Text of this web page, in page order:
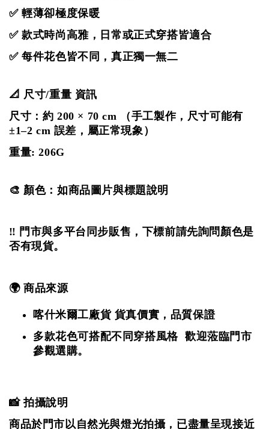
✅ 輕薄卻極度保暖
✅ 款式時尚高雅，日常或正式穿搭皆適合
✅ 每件花色皆不同，真正獨一無二
📐 尺寸/重量 資訊
尺寸：約 200 × 70 cm
（手工製作，尺寸可能有
±1–2 cm 誤差，屬正常現象）
重量: 206G
🎨 顏色：如商品圖片與標題說明
‼️ 門市與多平台同步販售，下標前請先詢問顏色是
否有現貨。
🌍 商品來源
喀什米爾工廠貨 貨真價實，品質保證
多款花色可搭配不同穿搭風格 歡迎蒞臨門市
參觀選購。
📸 拍攝說明
商品於門市以自然光與燈光拍攝， 已盡量呈現接近